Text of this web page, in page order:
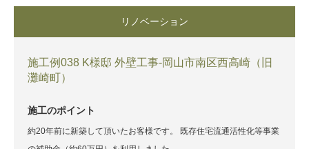
リノベーション
施工例038 K様邸 外壁工事-岡山市南区西高崎（旧
灘崎町）
施工のポイント
約20年前に新築して頂いたお客様です。 既存住宅流通活性化等事業